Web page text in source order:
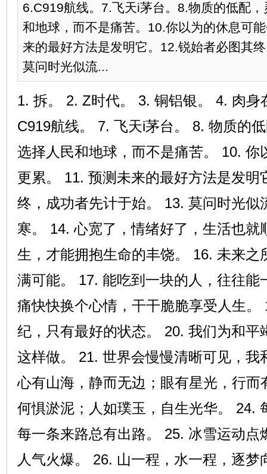
6.C919航线。7.飞天i茅台。8.物质的低配
和地球，而不是痛苦。10.你以为的休息可
来的最好方法是发明它。12.锐始者必图其
莫问时光似流...
1. 拆。 2. Z时代。 3. 铜铝银。 4. 肉身
C919航线。 7. 飞天i茅台。 8. 物质的
选择人民和地球，而不是痛苦。 10. 你
更累。 11. 预测未来的最好方法是发明
终，成功者先计于始。 13. 莫问时光似
寒。 14. 心宽了，情绪好了，生活也就
生，才能拥抱生命的丰饶。 16. 未来之
满可能。 17. 能吃到一块的人，往往能
痛快快换个心情，干干脆脆享受人生。
纪，只有最好的状态。 20. 我们为和平
这样做。 21. 世界会慢慢清晰可见，我
心有山海，静而无边；眼有星光，行而
何惧淤泥；人如璞玉，自生光华。 24.
每一条来路总有出路。 25. 冰雪运动点
人气火爆。 26. 山一程，水一程，逐梦